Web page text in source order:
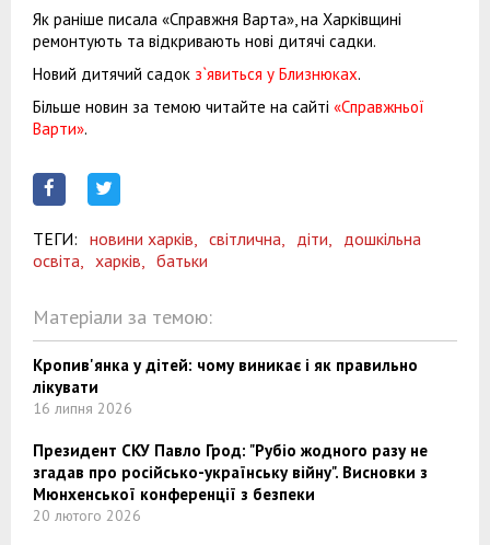
Як раніше писала «Справжня Варта», на Харківщині
ремонтують та відкривають нові дитячі садки.
Новий дитячий садок з`явиться у Близнюках.
Більше новин за темою читайте на сайті «Справжньої
Варти».
ТЕГИ: новини харків, світлична, діти,
дошкільна
освіта,
харків, батьки
Матеріали за темою:
Кропив'янка у дітей: чому виникає і як правильно
лікувати
16 липня 2026
Президент СКУ Павло Грод: "Рубіо жодного разу не
згадав про російсько-українську війну". Висновки з
Мюнхенської конференції з безпеки
20 лютого 2026